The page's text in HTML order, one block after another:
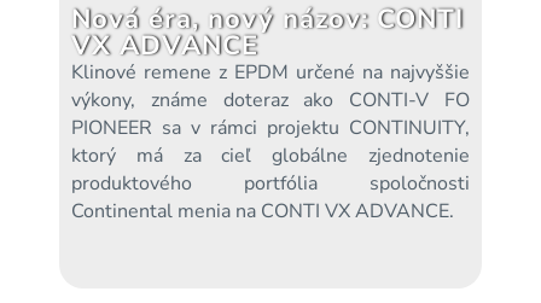
Nová éra, nový názov: CONTI
VX ADVANCE
Klinové remene z EPDM určené na najvyššie
výkony, známe doteraz ako CONTI-V FO
PIONEER sa v rámci projektu CONTINUITY,
ktorý má za cieľ globálne zjednotenie
produktového portfólia spoločnosti
Continental menia na CONTI VX ADVANCE.